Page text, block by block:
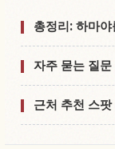
총정리: 하마
자주 묻는 질문
근처 추천 스팟